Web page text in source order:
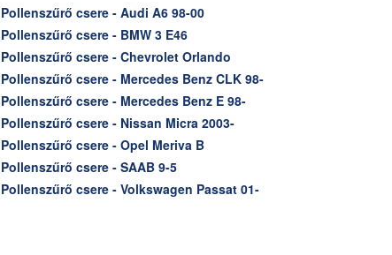
Pollenszűrő csere - Audi A6 98-00
Pollenszűrő csere - BMW 3 E46
Pollenszűrő csere - Chevrolet Orlando
Pollenszűrő csere - Mercedes Benz CLK 98-
Pollenszűrő csere - Mercedes Benz E 98-
Pollenszűrő csere - Nissan Micra 2003-
Pollenszűrő csere - Opel Meriva B
Pollenszűrő csere - SAAB 9-5
Pollenszűrő csere - Volkswagen Passat 01-